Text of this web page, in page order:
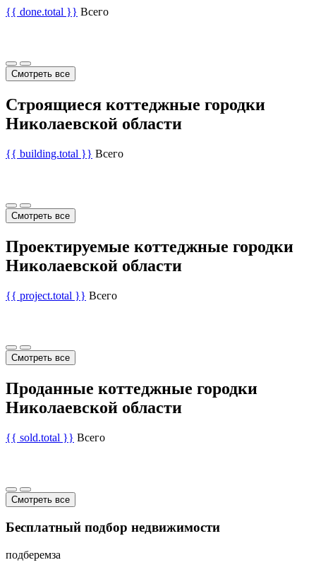
{{ done.total }} Всего
Смотреть все
Строящиеся коттеджные городки
Николаевской области
{{ building.total }} Всего
Смотреть все
Проектируемые коттеджные городки
Николаевской области
{{ project.total }} Всего
Смотреть все
Проданные коттеджные городки
Николаевской области
{{ sold.total }} Всего
Смотреть все
Бесплатный подбор недвижимости
подберемза